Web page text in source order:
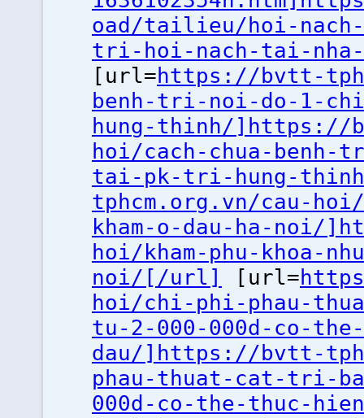
oad/tailieu/hoi-nach-
tri-hoi-nach-tai-nha-
[url=https://bvtt-
benh-tri-noi-do-1-
hung-thinh/]https://
hoi/cach-chua-
tai-pk-tri-hung-
tphcm.org.vn/cau-hoi/
kham-o-dau-ha-noi/
hoi/kham-phu-khoa-
noi/[/url]
[url=
hoi/chi-phi-phau-
tu-2-000-000d-co-
dau/]https://bvtt-
phau-thuat-cat-tri-
000d-co-the-thuc-